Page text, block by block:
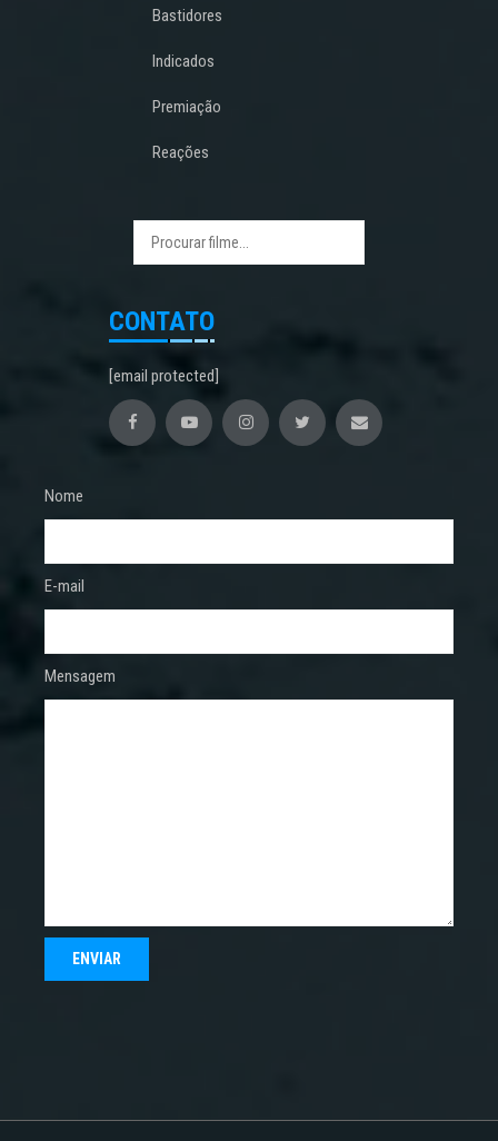
Bastidores
Indicados
Premiação
Reações
CONTATO
[email protected]
Nome
E-mail
Mensagem